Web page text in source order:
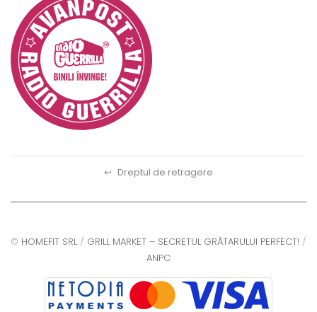
↩ Dreptul de retragere
© HOMEFIT SRL/ GRILL MARKET – SECRETUL GRĂTARULUI PERFECT! /
ANPC